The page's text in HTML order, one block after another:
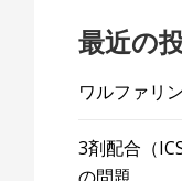
最近の
ワルファリ
3剤配合（